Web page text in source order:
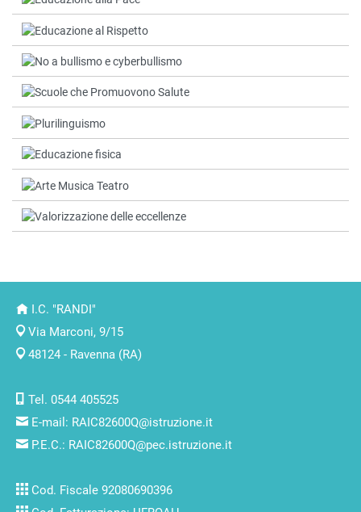
I.C. "RANDI"
Via Marconi, 9/15
48124 - Ravenna (RA)
Tel. 0544 405525
E-mail: RAIC82600Q@istruzione.it
P.E.C.: RAIC82600Q@pec.istruzione.it
Cod. Fiscale 92080690396